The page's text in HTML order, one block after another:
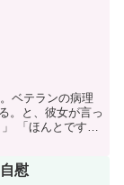
ベテランの病理
。と、彼女が言っ
「ほんとですよ
慰